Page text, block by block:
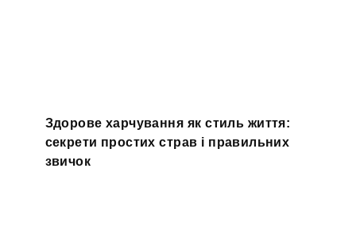
Здорове харчування як стиль життя:
секрети простих страв і правильних
звичок